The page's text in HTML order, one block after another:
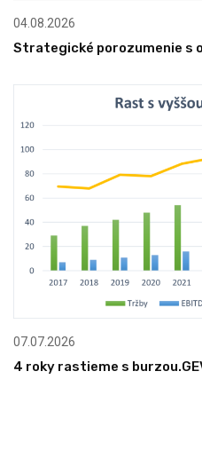
04.08.2026
Strategické porozumenie s
07.07.2026
4 roky rastieme s